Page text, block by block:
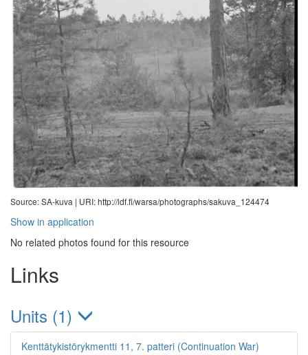
Source: SA-kuva | URI: http://ldf.fi/warsa/photographs/sakuva_124474
Show in application
No related photos found for this resource
Links
Units (1)
Kenttätykistörykmentti 11, 7. patteri (Continuation War)